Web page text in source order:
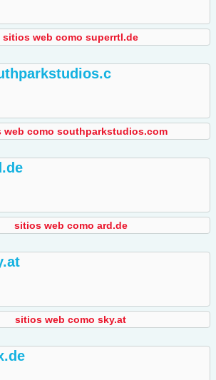
sitios web como superrtl.de
web como southparkstudios.com
sitios web como ard.de
sitios web como sky.at